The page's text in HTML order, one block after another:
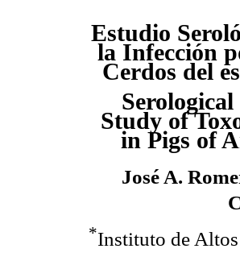
Estudio
la Infección
Cerdos del
Study of
in Pigs of
José A.
*Instituto de Altos